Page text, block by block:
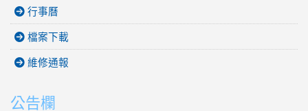
行事曆
檔案下載
維修通報
公告欄